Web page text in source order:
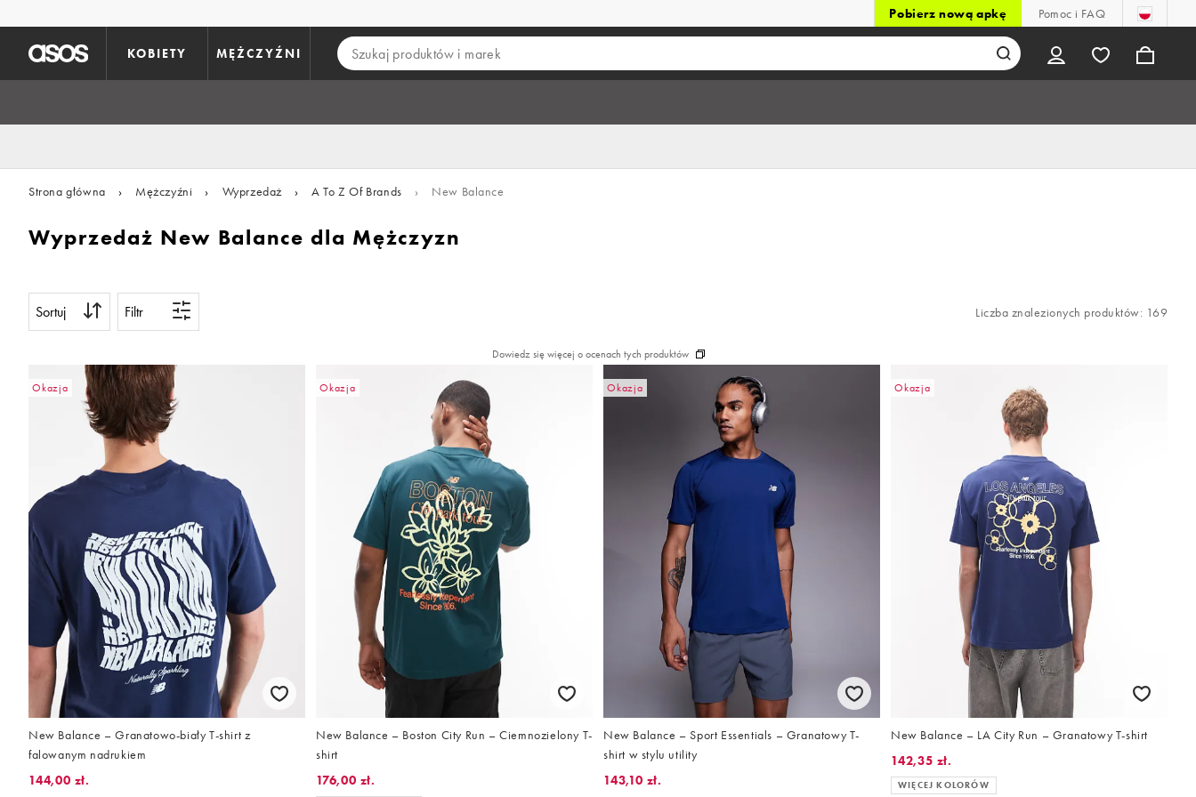
Pobierz nową apkę Pomoc i FAQ
KOBIETY MĘŻCZYŹNI
Strona główna › Mężczyźni › Wyprzedaż › A To Z Of Brands › New Balance
Wyprzedaż New Balance dla Mężczyzn
Sortuj Filtr Liczba znalezionych produktów: 169
Dowiedz się więcej o ocenach tych produktów
Okazja
New Balance – Granatowo-biały T-shirt z
falowanym nadrukiem
144,00 zł.
Okazja
New Balance – Boston City Run – Ciemnozielony T-
shirt
176,00 zł.
Okazja
New Balance – Sport Essentials – Granatowy T-
shirt w stylu utility
143,10 zł.
Okazja
New Balance – LA City Run – Granatowy T-shirt
142,35 zł.
WIĘCEJ KOLORÓW